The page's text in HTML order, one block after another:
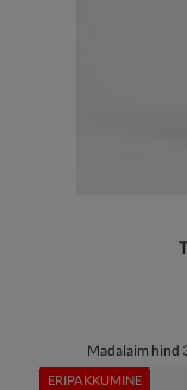
Madalaim hind
ERIPAKKUMINE